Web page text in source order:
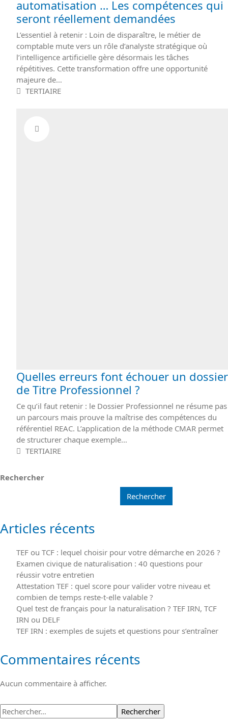
automatisation … Les compétences qui
seront réellement demandées
L’essentiel à retenir : Loin de disparaître, le métier de
comptable mute vers un rôle d’analyste stratégique où
l’intelligence artificielle gère désormais les tâches
répétitives. Cette transformation offre une opportunité
majeure de…
TERTIAIRE
Quelles erreurs font échouer un dossier
de Titre Professionnel ?
Ce qu’il faut retenir : le Dossier Professionnel ne résume pas
un parcours mais prouve la maîtrise des compétences du
référentiel REAC. L’application de la méthode CMAR permet
de structurer chaque exemple…
TERTIAIRE
Rechercher
Rechercher
Articles récents
TEF ou TCF : lequel choisir pour votre démarche en 2026 ?
Examen civique de naturalisation : 40 questions pour
réussir votre entretien
Attestation TEF : quel score pour valider votre niveau et
combien de temps reste-t-elle valable ?
Quel test de français pour la naturalisation ? TEF IRN, TCF
IRN ou DELF
TEF IRN : exemples de sujets et questions pour s’entraîner
Commentaires récents
Aucun commentaire à afficher.
Rechercher :